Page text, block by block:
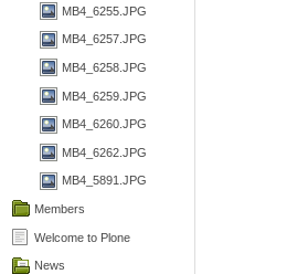
MB4_6255.JPG
MB4_6257.JPG
MB4_6258.JPG
MB4_6259.JPG
MB4_6260.JPG
MB4_6262.JPG
MB4_5891.JPG
Members
Welcome to Plone
News